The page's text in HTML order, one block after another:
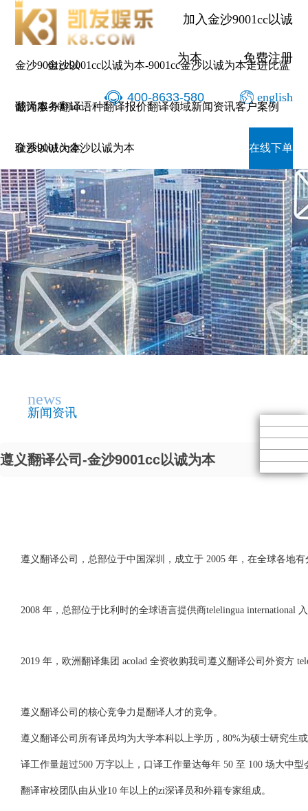
加入金沙9001cc以诚
为本 免费注册
400-8633-580 english
金沙9001cc以
诚为本-9001cc
金沙以诚为本
金沙9001cc以诚为本-9001cc金沙以诚为本走进比蓝
翻译服务翻译语种翻译报价翻译领域新闻资讯客户案例
联系9001cc金沙以诚为本 在线下单
news
新闻资讯
遵义翻译公司-金沙9001cc以诚为本
遵义翻译公司 ，总部位于中国深圳，成立于 2005 年，在全球各地
2008 年，总部位于比利时的全球语言提供商telelingua international
2019 年，欧洲翻译集团 acolad 全资收购我司遵义翻译公司外资方
遵义翻译公司的核心竞争力是翻译人才的竞争。
遵义翻译公司所有译员均为大学本科以上学历，80%为硕士研究生
译工作量超过500 万字以上，口译工作量达每年 50 至 100 场大中型
翻译审校团队由从业10 年以上的zi深译员和外籍专家组成。